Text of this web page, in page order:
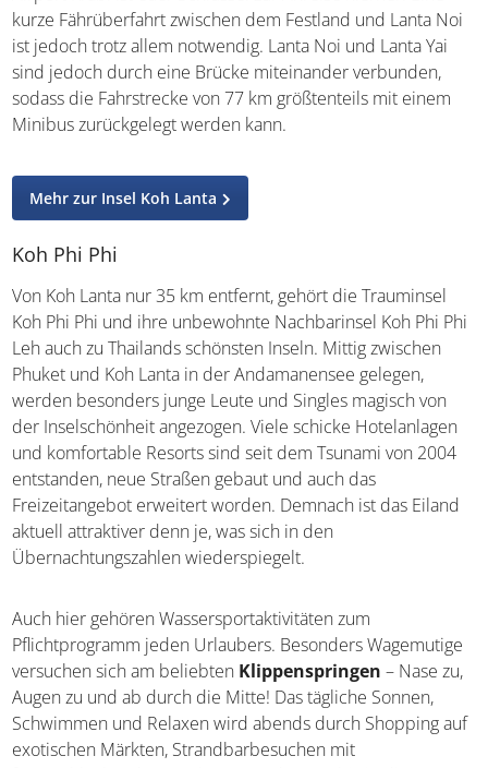
ursprünglichen Lanta Noi. Unternehmt hier unbedingt
eine eindrucksvolle Kajaktour durch das geschlossenes
Mangrovengebiet und erlebt die Tierwelt hautnah!
Der Luftlinie 47 km nordwestlich von Koh Lanta gelegene
kurze Fährüberfahrt zwischen dem Festland und Lanta
Noi ist jedoch trotz allem notwendig. Lanta Noi und Lanta
Yai sind jedoch durch eine Brücke miteinander
verbunden, sodass die Fahrstrecke von 77 km
größtenteils mit einem Minibus zurückgelegt werden
kann.
Mehr zur Insel Koh Lanta
Koh Phi Phi
Von Koh Lanta nur 35 km entfernt, gehört die Trauminsel
Koh Phi Phi und ihre unbewohnte Nachbarinsel Koh Phi
Phi Leh auch zu Thailands schönsten Inseln. Mittig
zwischen Phuket und Koh Lanta in der Andamanensee
magisch von der Inselschönheit angezogen. Viele schicke
Hotelanlagen und komfortable Resorts sind seit dem
Tsunami von 2004 entstanden, neue Straßen gebaut und
auch das Freizeitangebot erweitert worden. Demnach ist
das Eiland aktuell attraktiver denn je, was sich in den
Übernachtungszahlen wiederspiegelt.